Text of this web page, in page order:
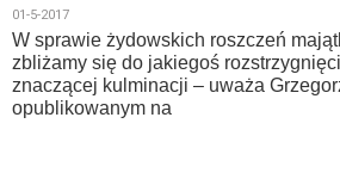
01-5-2017
W sprawie żydowskich roszczeń
zbliżamy się do jakiegoś
znaczącej kulminacji – uważa
opublikowanym na